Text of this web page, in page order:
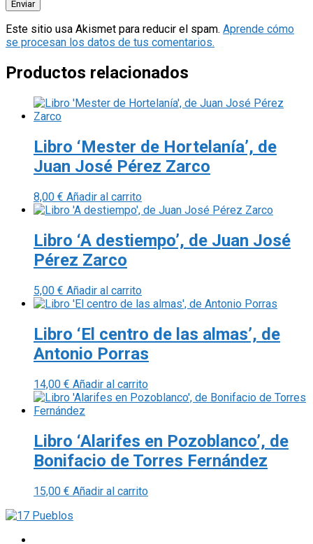
Este sitio usa Akismet para reducir el spam. Aprende cómo
se procesan los datos de tus comentarios.
Productos relacionados
Libro ‘Mester de Hortelanía’, de
Juan José Pérez Zarco
8,00 € Añadir al carrito
Libro ‘A destiempo’, de Juan José
Pérez Zarco
5,00 € Añadir al carrito
Libro ‘El centro de las almas’, de
Antonio Porras
14,00 € Añadir al carrito
Libro ‘Alarifes en Pozoblanco’, de
Bonifacio de Torres Fernández
15,00 € Añadir al carrito